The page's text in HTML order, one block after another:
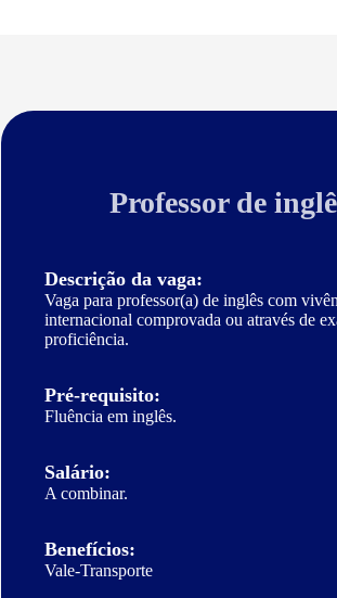
Professor de
Descrição da vaga:
Vaga para professor(a) de inglês com
internacional comprovada ou através de
proficiência.
Pré-requisito:
Fluência em inglês.
Salário:
A combinar.
Benefícios:
Vale-Transporte